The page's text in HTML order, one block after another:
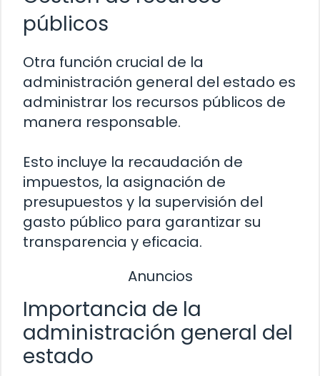
públicos
Otra función crucial de la
administración general del estado es
administrar los recursos públicos de
manera responsable.
Esto incluye la recaudación de
impuestos, la asignación de
presupuestos y la supervisión del
gasto público para garantizar su
transparencia y eficacia.
Anuncios
Importancia de la
administración general del
estado